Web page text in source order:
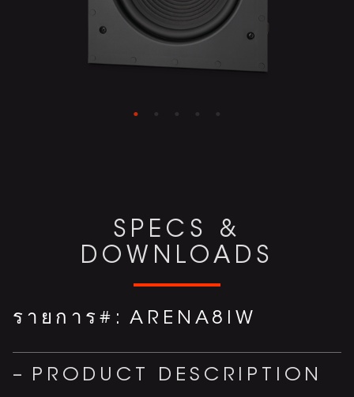
SPECS &
DOWNLOADS
รายการ#: ARENA8IW
PRODUCT DESCRIPTION